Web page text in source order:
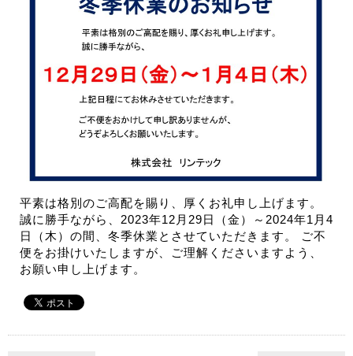
平素は格別のご高配を賜り、厚くお礼申し上げます。
誠に勝手ながら、2023年12月29日（金）～2024年1月4
日（木）の間、冬季休業とさせていただきます。 ご不
便をお掛けいたしますが、ご理解くださいますよう、
お願い申し上げます。